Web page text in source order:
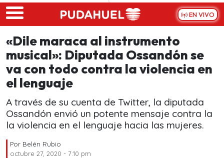
Skip to main content
EN VIVO
«Dile maraca al instrumento
musical»: Diputada Ossandón se
va con todo contra la violencia en
el lenguaje
A través de su cuenta de Twitter, la diputada
Ossandón envió un potente mensaje contra la
la violencia en el lenguaje hacia las mujeres.
Por Belén Rubio
octubre 27, 2020 - 7:10 pm